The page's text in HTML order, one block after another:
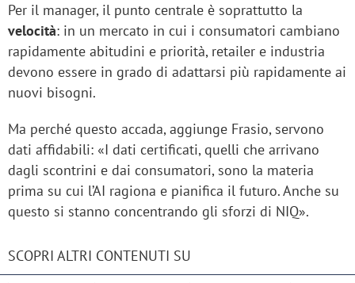
Per il manager, il punto centrale è soprattutto la
velocità: in un mercato in cui i consumatori cambiano
rapidamente abitudini e priorità, retailer e industria
devono essere in grado di adattarsi più rapidamente ai
nuovi bisogni.
Ma perché questo accada, aggiunge Frasio, servono
dati affidabili: «I dati certificati, quelli che arrivano
dagli scontrini e dai consumatori, sono la materia
prima su cui l’AI ragiona e pianifica il futuro. Anche su
questo si stanno concentrando gli sforzi di NIQ».
SCOPRI ALTRI CONTENUTI SU